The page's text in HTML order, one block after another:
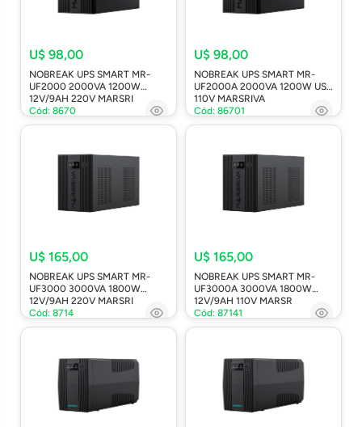
U$ 98,00
NOBREAK UPS SMART MR-
UF2000 2000VA 1200W
12V/9AH 220V MARSRI
Cód: 8670
U$ 98,00
NOBREAK UPS SMART MR-
UF2000A 2000VA 1200W USB
110V MARSRIVA
Cód: 86701
U$ 165,00
NOBREAK UPS SMART MR-
UF3000 3000VA 1800W
12V/9AH 220V MARSRI
Cód: 8714
U$ 165,00
NOBREAK UPS SMART MR-
UF3000A 3000VA 1800W
12V/9AH 110V MARSR
Cód: 87141